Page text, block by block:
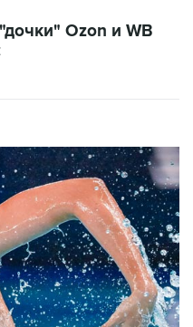
Ozon и WB